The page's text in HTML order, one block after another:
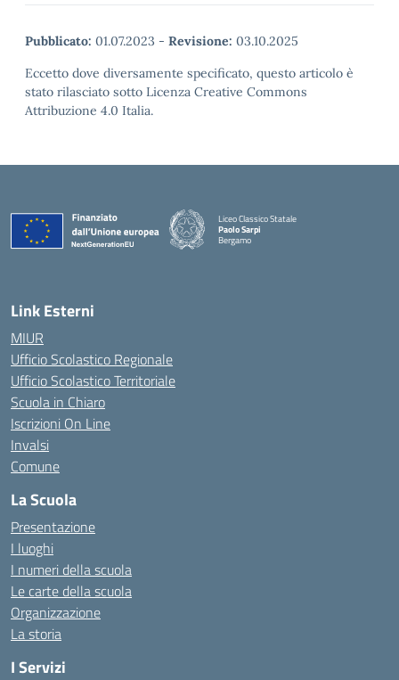
Pubblicato: 01.07.2023 - Revisione: 03.10.2025
Eccetto dove diversamente specificato, questo articolo è
stato rilasciato sotto Licenza Creative Commons
Attribuzione 4.0 Italia.
Liceo Classico Statale
Paolo Sarpi
Bergamo
— Visita la pagina iniziale della scuola
Link Esterni
MIUR
Ufficio Scolastico Regionale
Ufficio Scolastico Territoriale
Scuola in Chiaro
Iscrizioni On Line
Invalsi
Comune
La Scuola
Presentazione
I luoghi
I numeri della scuola
Le carte della scuola
Organizzazione
La storia
I Servizi